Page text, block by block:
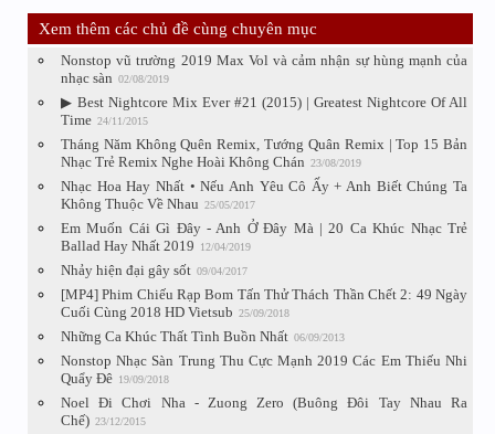
Xem thêm các chủ đề cùng chuyên mục
Nonstop vũ trường 2019 Max Vol và cảm nhận sự hùng mạnh của
nhạc sàn 02/08/2019
▶ Best Nightcore Mix Ever #21 (2015) | Greatest Nightcore Of All
Time 24/11/2015
Tháng Năm Không Quên Remix, Tướng Quân Remix | Top 15 Bản
Nhạc Trẻ Remix Nghe Hoài Không Chán 23/08/2019
Nhạc Hoa Hay Nhất • Nếu Anh Yêu Cô Ấy + Anh Biết Chúng Ta
Không Thuộc Về Nhau 25/05/2017
Em Muốn Cái Gì Đây - Anh Ở Đây Mà | 20 Ca Khúc Nhạc Trẻ
Ballad Hay Nhất 2019
12/04/2019
Nhảy hiện đại gây sốt 09/04/2017
[MP4] Phim Chiếu Rạp Bom Tấn Thử Thách Thần Chết 2: 49 Ngày
Cuối Cùng 2018 HD Vietsub 25/09/2018
Những Ca Khúc Thất Tình Buồn Nhất 06/09/2013
Nonstop Nhạc Sàn Trung Thu Cực Mạnh 2019 Các Em Thiếu Nhi
Quẩy Đê 19/09/2018
Noel Đi Chơi Nha - Zuong Zero (Buông Đôi Tay Nhau Ra
Chế) 23/12/2015